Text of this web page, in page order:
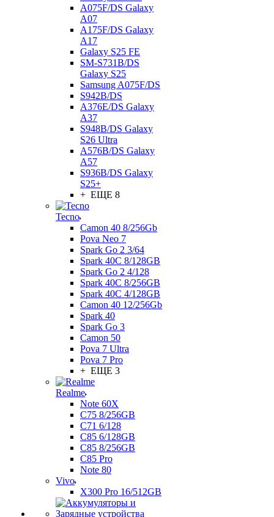
A075F/DS Galaxy
A07
A175F/DS Galaxy
A17
Galaxy S25 FE
SM-S731B/DS
Galaxy S25
Samsung A075F/DS
S942B/DS
A376E/DS Galaxy
A37
S948B/DS Galaxy
S26 Ultra
A576B/DS Galaxy
A57
S936B/DS Galaxy
S25+
+ ЕЩЕ 8
Tecno
Camon 40 8/256Gb
Pova Neo 7
Spark Go 2 3/64
Spark 40C 8/128GB
Spark Go 2 4/128
Spark 40C 8/256GB
Spark 40C 4/128GB
Camon 40 12/256Gb
Spark 40
Spark Go 3
Camon 50
Pova 7 Ultra
Pova 7 Pro
+ ЕЩЕ 3
Realme
Note 60X
C75 8/256GB
C71 6/128
C85 6/128GB
C85 8/256GB
C85 Pro
Note 80
Vivo
X300 Pro 16/512GB